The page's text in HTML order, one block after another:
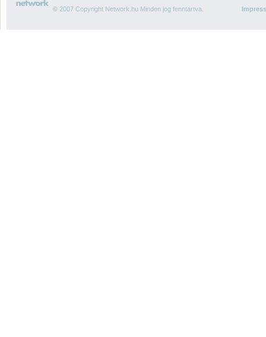
© 2007 Copyright Network.hu Minden jog fenntartva.